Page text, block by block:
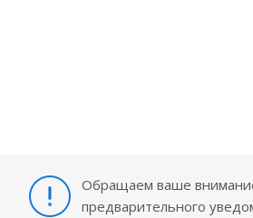
Обращаем ваше
предварительного